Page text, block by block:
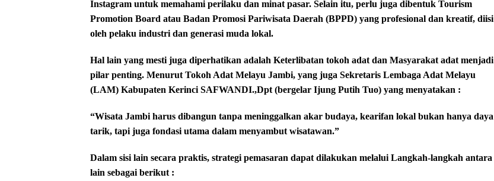
Instagram untuk memahami perilaku dan minat pasar. Selain itu, perlu juga dibentuk Tourism
Promotion Board atau Badan Promosi Pariwisata Daerah (BPPD) yang profesional dan kreatif, diisi
oleh pelaku industri dan generasi muda lokal.
Hal lain yang mesti juga diperhatikan adalah Keterlibatan tokoh adat dan Masyarakat adat menjadi
pilar penting. Menurut Tokoh Adat Melayu Jambi, yang juga Sekretaris Lembaga Adat Melayu
(LAM) Kabupaten Kerinci SAFWANDI.,Dpt (bergelar Ijung Putih Tuo) yang menyatakan :
“Wisata Jambi harus dibangun tanpa meninggalkan akar budaya, kearifan lokal bukan hanya daya
tarik, tapi juga fondasi utama dalam menyambut wisatawan.”
Dalam sisi lain secara praktis, strategi pemasaran dapat dilakukan melalui Langkah-langkah antara
lain sebagai berikut :